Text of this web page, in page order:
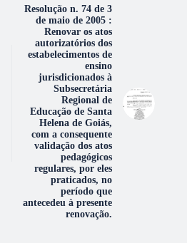
Resolução n. 74 de 3
de maio de 2005 :
Renovar os atos
autorizatórios dos
estabelecimentos de
ensino
jurisdicionados à
Subsecretária
Regional de
Educação de Santa
Helena de Goiás,
com a consequente
validação dos atos
pedagógicos
regulares, por eles
praticados, no
período que
antecedeu à presente
renovação.